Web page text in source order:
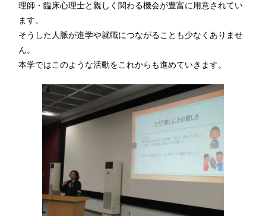
理師・臨床心理士と親しく関わる機会が豊富に用意されてい
ます。
そうした人脈が進学や就職につながることも少なくありませ
ん。
本学ではこのような活動をこれからも進めていきます。